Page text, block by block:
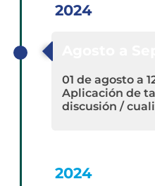
2024
01 de agosto a
Aplicación de
discusión /
2024